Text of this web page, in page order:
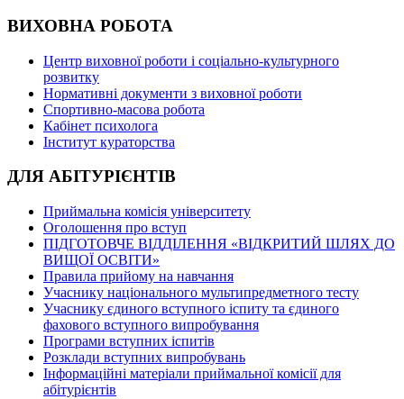
ВИХОВНА РОБОТА
Центр виховної роботи і соціально-культурного
розвитку
Нормативні документи з виховної роботи
Спортивно-масова робота
Кабінет психолога
Інститут кураторства
ДЛЯ АБІТУРІЄНТІВ
Приймальна комісія університету
Оголошення про вступ
ПІДГОТОВЧЕ ВІДДІЛЕННЯ «ВІДКРИТИЙ ШЛЯХ ДО
ВИЩОЇ ОСВІТИ»
Правила прийому на навчання
Учаснику національного мультипредметного тесту
Учаснику єдиного вступного іспиту та єдиного
фахового вступного випробування
Програми вступних іспитів
Розклади вступних випробувань
Інформаційні матеріали приймальної комісії для
абітурієнтів